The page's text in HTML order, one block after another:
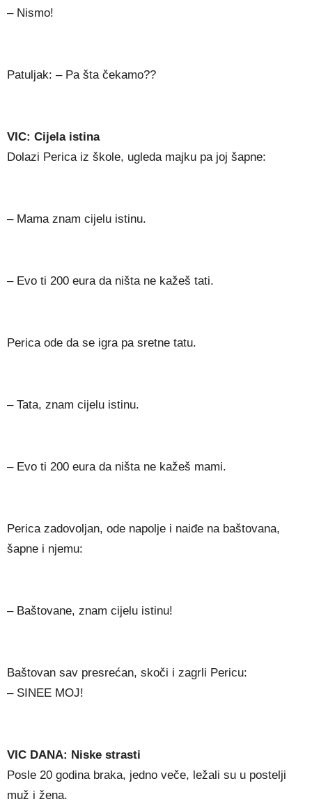
– Nismo!
Patuljak: – Pa šta čekamo??
VIC: Cijela istina
Dolazi Perica iz škole, ugleda majku pa joj šapne:
– Mama znam cijelu istinu.
– Evo ti 200 eura da ništa ne kažeš tati.
Perica ode da se igra pa sretne tatu.
– Tata, znam cijelu istinu.
– Evo ti 200 eura da ništa ne kažeš mami.
Perica zadovoljan, ode napolje i naiđe na baštovana,
šapne i njemu:
– Baštovane, znam cijelu istinu!
Baštovan sav presrećan, skoči i zagrli Pericu:
– SINEE MOJ!
VIC DANA: Niske strasti
Posle 20 godina braka, jedno veče, ležali su u postelji
muž i žena.